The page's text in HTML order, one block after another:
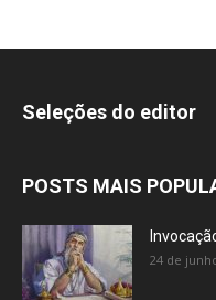
Seleções do editor
POSTS MAIS
24 de